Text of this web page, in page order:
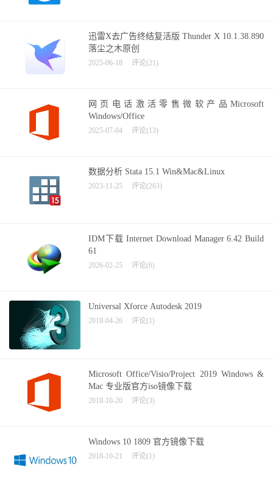
迅雷X去广告终结复活版 Thunder X 10.1.38.890
落尘之木原创
2025-06-18 评论(21)
网页电话激活零售微软产品Microsoft
Windows/Office
2025-07-04 评论(13)
数据分析 Stata 15.1 Win&Mac&Linux
2023-11-25 评论(263)
IDM下载 Internet Download Manager 6.42 Build
61
2026-02-25 评论(6)
Universal Xforce Autodesk 2019
2018-04-26 评论(1)
Microsoft Office/Visio/Project 2019 Windows &
Mac 专业版官方iso镜像下载
2018-10-20 评论(3)
Windows 10 1809 官方镜像下载
2018-10-21 评论(1)